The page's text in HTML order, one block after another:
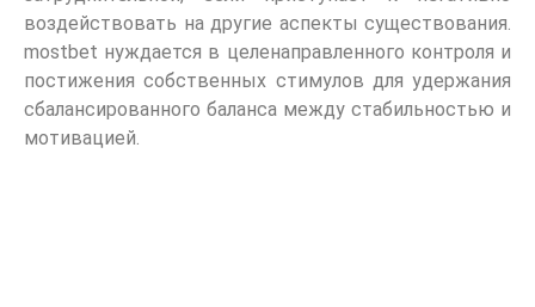
воздействовать на другие аспекты существования.
mostbet нуждается в целенаправленного контроля и
постижения собственных стимулов для удержания
сбалансированного баланса между стабильностью и
мотивацией.